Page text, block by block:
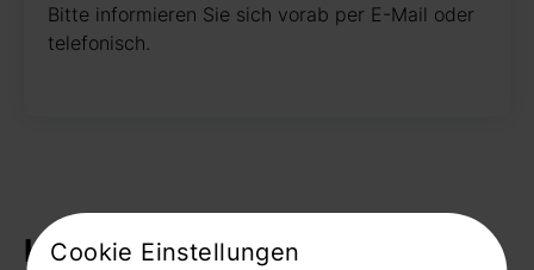
Bitte informieren Sie sich vorab per E-Mail oder
telefonisch.
Kontakt
Cookie Einstellungen